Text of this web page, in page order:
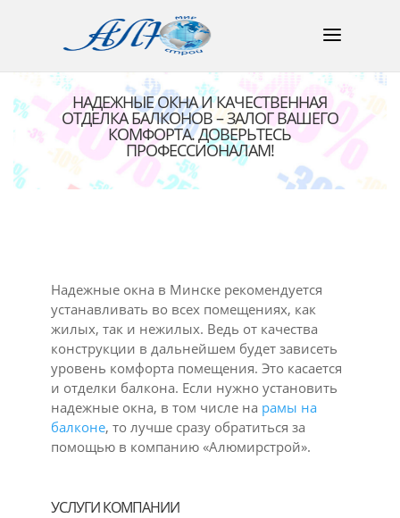
НАДЕЖНЫЕ ОКНА И КАЧЕСТВЕННАЯ
ОТДЕЛКА БАЛКОНОВ – ЗАЛОГ ВАШЕГО
КОМФОРТА. ДОВЕРЬТЕСЬ
ПРОФЕССИОНАЛАМ!
Надежные окна в Минске рекомендуется
устанавливать во всех помещениях, как
жилых, так и нежилых. Ведь от качества
конструкции в дальнейшем будет зависеть
уровень комфорта помещения. Это касается
и отделки балкона. Если нужно установить
надежные окна, в том числе на рамы на
балконе, то лучше сразу обратиться за
помощью в компанию «Алюмирстрой».
УСЛУГИ КОМПАНИИ